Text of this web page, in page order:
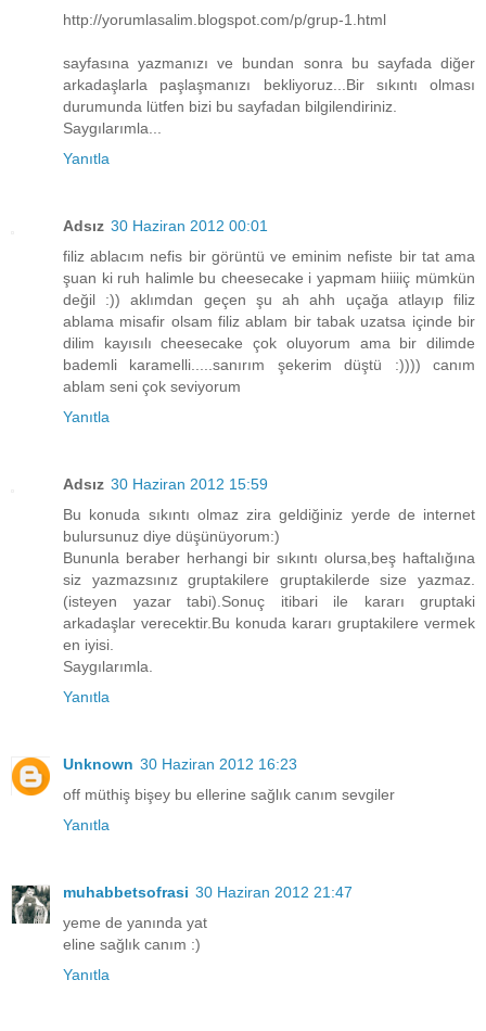
http://yorumlasalim.blogspot.com/p/grup-1.html
sayfasına yazmanızı ve bundan sonra bu sayfada diğer
arkadaşlarla paşlaşmanızı bekliyoruz...Bir sıkıntı olması
durumunda lütfen bizi bu sayfadan bilgilendiriniz.
Saygılarımla...
Yanıtla
Adsız 30 Haziran 2012 00:01
filiz ablacım nefis bir görüntü ve eminim nefiste bir tat ama
şuan ki ruh halimle bu cheesecake i yapmam hiiiiç mümkün
değil :)) aklımdan geçen şu ah ahh uçağa atlayıp filiz
ablama misafir olsam filiz ablam bir tabak uzatsa içinde bir
dilim kayısılı cheesecake çok oluyorum ama bir dilimde
bademli karamelli.....sanırım şekerim düştü :)))) canım
ablam seni çok seviyorum
Yanıtla
Adsız 30 Haziran 2012 15:59
Bu konuda sıkıntı olmaz zira geldiğiniz yerde de internet
bulursunuz diye düşünüyorum:)
Bununla beraber herhangi bir sıkıntı olursa,beş haftalığına
siz yazmazsınız gruptakilere gruptakilerde size yazmaz.
(isteyen yazar tabi).Sonuç itibari ile kararı gruptaki
arkadaşlar verecektir.Bu konuda kararı gruptakilere vermek
en iyisi.
Saygılarımla.
Yanıtla
Unknown 30 Haziran 2012 16:23
off müthiş bişey bu ellerine sağlık canım sevgiler
Yanıtla
muhabbetsofrasi 30 Haziran 2012 21:47
yeme de yanında yat
eline sağlık canım :)
Yanıtla